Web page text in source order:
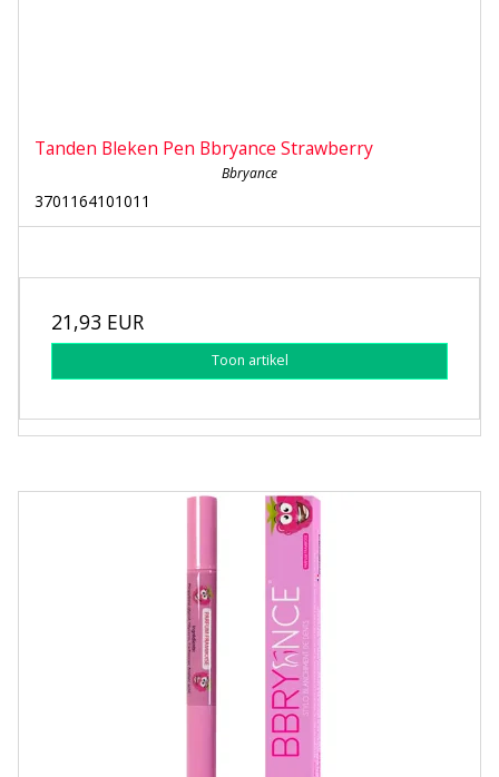
Tanden Bleken Pen Bbryance Strawberry
Bbryance
3701164101011
21,93 EUR
Toon artikel